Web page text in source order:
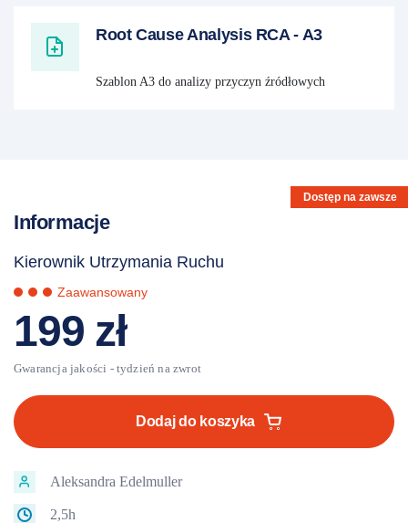
Root Cause Analysis RCA - A3
Szablon A3 do analizy przyczyn źródłowych
Dostęp na zawsze
Informacje
Kierownik Utrzymania Ruchu
Zaawansowany
199 zł
Kierownik
Utrzymania
Ruchu
Dodaj do koszyka
Aleksandra Edelmuller
2,5h